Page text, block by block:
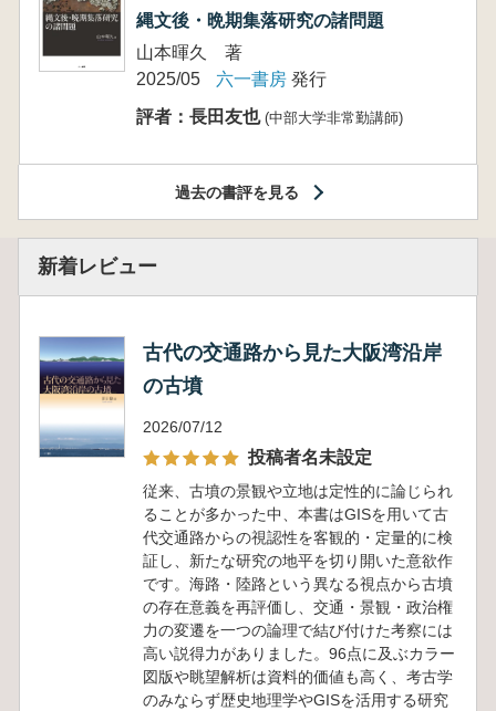
縄文後・晩期集落研究の諸問題
山本暉久 著
2025/05
六一書房 発行
評者：長田友也 (中部大学非常勤講師)
過去の書評を見る
新着レビュー
古代の交通路から見た大阪湾沿岸
の古墳
2026/07/12
投稿者名未設定
従来、古墳の景観や立地は定性的に論じられ
ることが多かった中、本書はGISを用いて古
代交通路からの視認性を客観的・定量的に検
証し、新たな研究の地平を切り開いた意欲作
です。海路・陸路という異なる視点から古墳
の存在意義を再評価し、交通・景観・政治権
力の変遷を一つの論理で結び付けた考察には
高い説得力がありました。96点に及ぶカラー
図版や眺望解析は資料的価値も高く、考古学
のみならず歴史地理学やGISを活用する研究